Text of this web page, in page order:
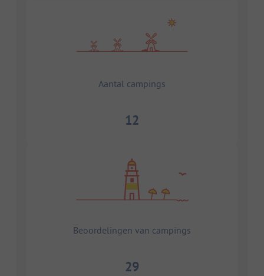
Aantal campings
12
Beoordelingen van campings
29